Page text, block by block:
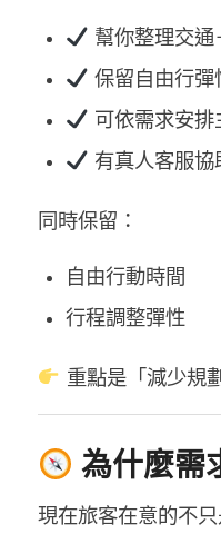
幫你整理交通
保留自由行彈
可依需求安排
有真人客服
同時保留：
自由行動時間
行程調整彈性
重點是「減少規
為什麼需
現在旅客在意的不